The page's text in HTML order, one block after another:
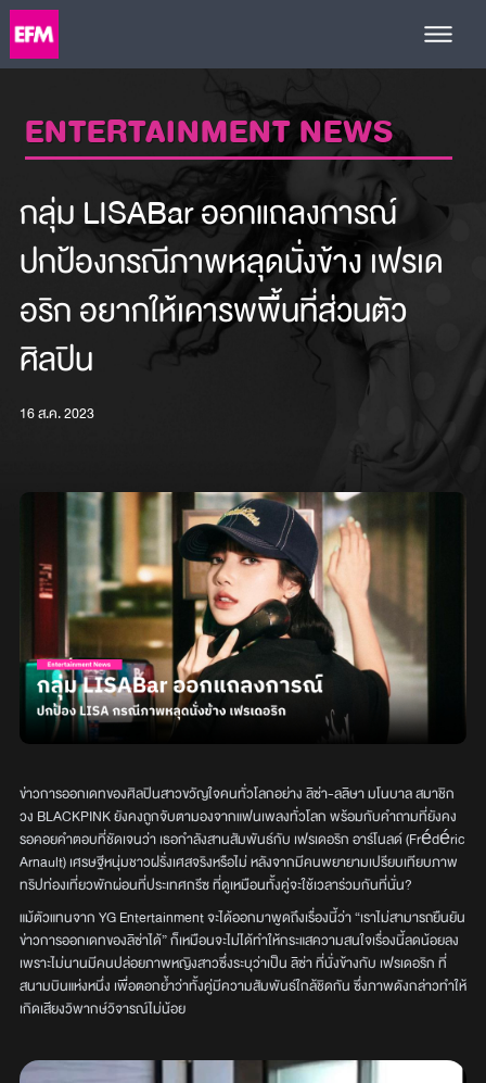
ENTERTAINMENT NEWS
กลุ่ม LISABar ออกแถลงการณ์
ปกป้องกรณีภาพหลุดนั่งข้าง เฟรเด
อริก อยากให้เคารพพื้นที่ส่วนตัว
ศิลปิน
16 ส.ค. 2023
ข่าวการออกเดทของศิลปินสาวขวัญใจคนทั่วโลกอย่าง ลิซ่า-ลลิษา มโนบาล สมาชิก
วง BLACKPINK ยังคงถูกจับตามองจากแฟนเพลงทั่วโลก พร้อมกับคำถามที่ยังคง
รอคอยคำตอบที่ชัดเจนว่า เธอกำลังสานสัมพันธ์กับ เฟรเดอริก อาร์โนลด์ (Frédéric
Arnault) เศรษฐีหนุ่มชาวฝรั่งเศสจริงหรือไม่ หลังจากมีคนพยายามเปรียบเทียบภาพ
ทริปท่องเที่ยวพักผ่อนที่ประเทศกรีซ ที่ดูเหมือนทั้งคู่จะใช้เวลาร่วมกันที่นั่น?
แม้ตัวแทนจาก YG Entertainment จะได้ออกมาพูดถึงเรื่องนี้ว่า “เราไม่สามารถยืนยัน
ข่าวการออกเดทของลิซ่าได้” ก็เหมือนจะไม่ได้ทำให้กระแสความสนใจเรื่องนี้ลดน้อยลง
เพราะไม่นานมีคนปล่อยภาพหญิงสาวซึ่งระบุว่าเป็น ลิซ่า ที่นั่งข้างกับ เฟรเดอริก ที่
สนามบินแห่งหนึ่ง เพื่อตอกย้ำว่าทั้งคู่มีความสัมพันธ์ใกล้ชิดกัน ซึ่งภาพดังกล่าวทำให้
เกิดเสียงวิพากษ์วิจารณ์ไม่น้อย